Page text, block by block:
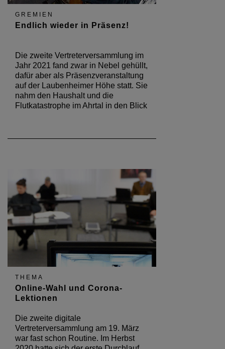
GREMIEN
Endlich wieder in Präsenz!
Die zweite Vertreterversammlung im
Jahr 2021 fand zwar in Nebel gehüllt,
dafür aber als Präsenzveranstaltung
auf der Laubenheimer Höhe statt. Sie
nahm den Haushalt und die
Flutkatastrophe im Ahrtal in den Blick
THEMA
Online-Wahl und Corona-
Lektionen
Die zweite digitale
Vertreterversammlung am 19. März
war fast schon Routine. Im Herbst